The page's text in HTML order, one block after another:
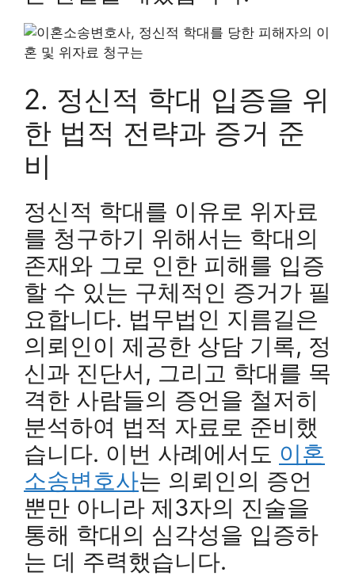
2. 정신적 학대 입증을 위
한 법적 전략과 증거 준
비
정신적 학대를 이유로 위자료
를 청구하기 위해서는 학대의
존재와 그로 인한 피해를 입증
할 수 있는 구체적인 증거가 필
요합니다. 법무법인 지름길은
의뢰인이 제공한 상담 기록, 정
신과 진단서, 그리고 학대를 목
격한 사람들의 증언을 철저히
분석하여 법적 자료로 준비했
습니다. 이번 사례에서도 이혼
소송변호사는 의뢰인의 증언
뿐만 아니라 제3자의 진술을
통해 학대의 심각성을 입증하
는 데 주력했습니다.